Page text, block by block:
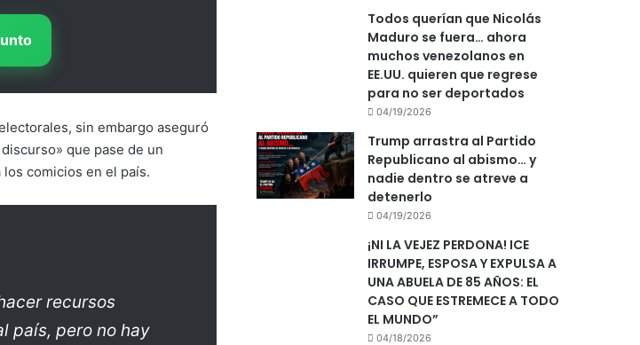
sin embargo aseguró
que pase de un
comicios en el país.
recursos
país, pero no hay
Todos querían que Nicolás
Maduro se fuera… ahora
muchos venezolanos en
EE.UU. quieren que regrese
para no ser deportados
04/19/2026
Trump arrastra al Partido
Republicano al abismo… y
nadie dentro se atreve a
detenerlo
04/19/2026
¡NI LA VEJEZ PERDONA! ICE
IRRUMPE, ESPOSA Y EXPULSA A
UNA ABUELA DE 85 AÑOS: EL
CASO QUE ESTREMECE A TODO
EL MUNDO”
04/18/2026